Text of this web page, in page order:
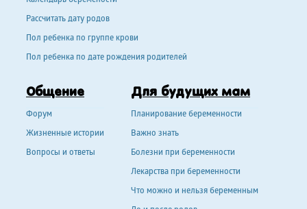
Рассчитать дату родов
Пол ребенка по группе крови
Пол ребенка по дате рождения родителей
Общение
Форум
Жизненные истории
Вопросы и ответы
Для будущих мам
Планирование беременности
Важно знать
Болезни при беременности
Лекарства при беременности
Что можно и нельзя беременным